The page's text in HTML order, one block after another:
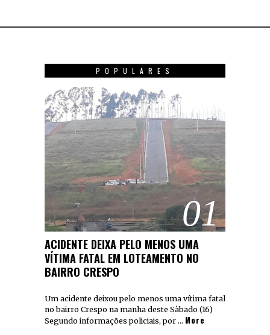
POPULARES
01
ACIDENTE DEIXA PELO MENOS UMA
VÍTIMA FATAL EM LOTEAMENTO NO
BAIRRO CRESPO
Um acidente deixou pelo menos uma vítima fatal
no bairro Crespo na manha deste Sàbado (16)
Segundo informações policiais, por … More